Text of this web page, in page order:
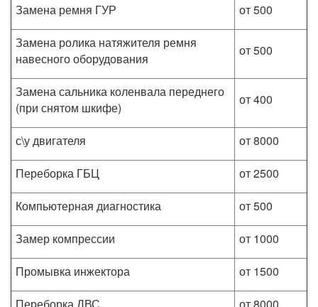
Замена ремня ГУР
от 500
Замена ролика натяжителя ремня
навесного оборудования
от 500
Замена сальника коленвала переднего
(при снятом шкифе)
от 400
с\у двигателя
от 8000
Переборка ГБЦ
от 2500
Компьютерная диагностика
от 500
Замер компрессии
от 1000
Промывка инжектора
от 1500
Переборка ДВС
от 8000